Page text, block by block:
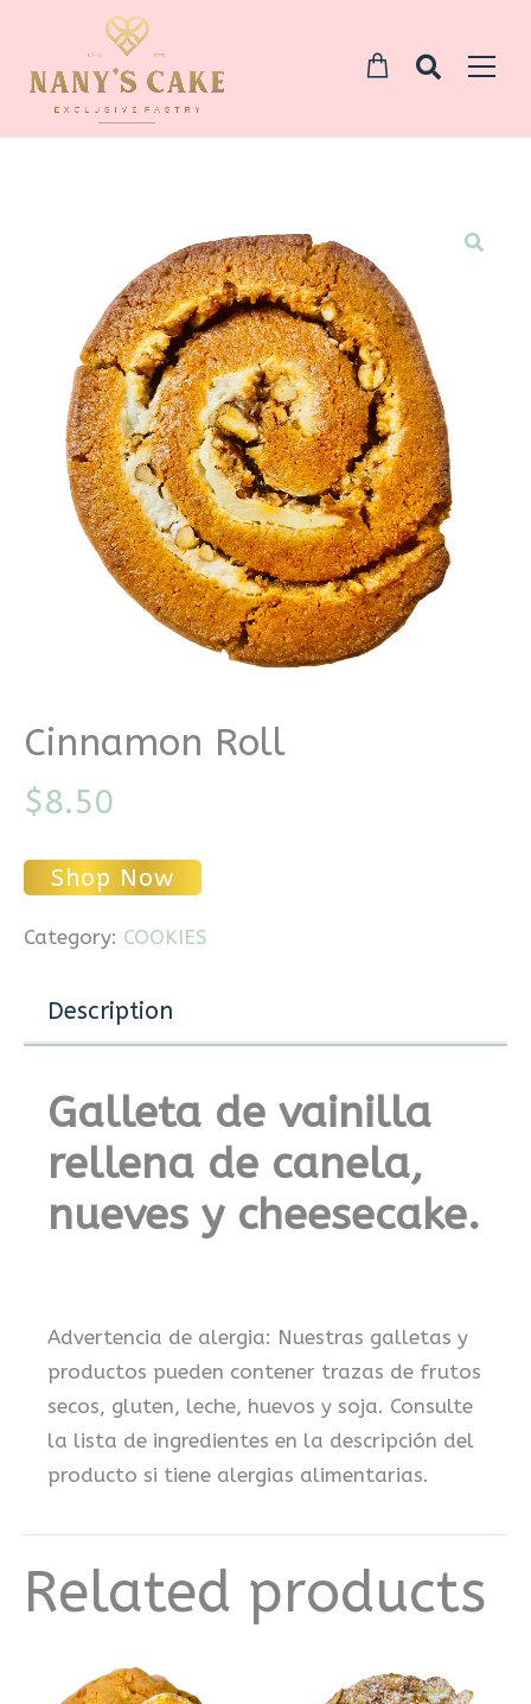
Cinnamon Roll
$8.50
Shop Now
Category: COOKIES
Description
Galleta de vainilla
rellena de canela,
nueves y cheesecake.
Advertencia de alergia: Nuestras galletas y
productos pueden contener trazas de frutos
secos, gluten, leche, huevos y soja. Consulte
la lista de ingredientes en la descripción del
producto si tiene alergias alimentarias.
Related products